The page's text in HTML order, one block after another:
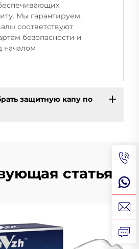
Мы гарантируем,
соответствуют
безопасности и
началом
защитную капу по
статья